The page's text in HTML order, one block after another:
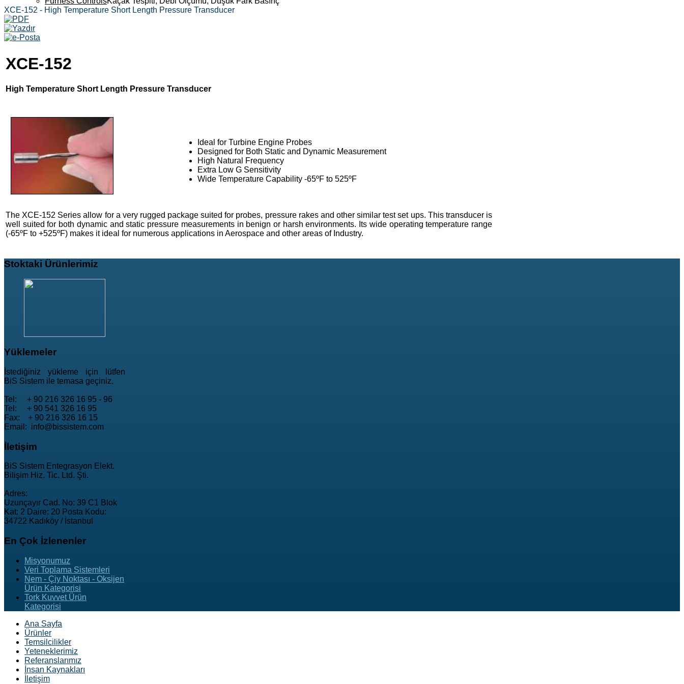
XCE-152 - High Temperature Short Length Pressure Transducer
XCE-152
High Temperature Short Length Pressure Transducer
Ideal for Turbine Engine Probes
Designed for Both Static and Dynamic Measurement
High Natural Frequency
Extra Low G Sensitivity
Wide Temperature Capability -65ºF to 525ºF
The XCE-152 Series allow for a very rugged package suited for probes, pressure rakes and other similar test set ups. This transducer is
well suited for both dynamic and static pressure measurements in benign or harsh environments. Its wide operating temperature range
(-65ºF to +525ºF) makes it ideal for numerous applications in Aerospace and other areas of Industry.
Stoktaki Ürünlerimiz
Yüklemeler
İstediğiniz yükleme için lütfen
BiS Sistem ile temasa geçiniz.
Tel: + 90 216 326 16 95 - 96
Tel: + 90 541 326 16 95
Fax: + 90 216 326 16 15
Email: info@bissistem.com
İletişim
BiS Sistem Entegrasyon Elekt.
Bilişim Hiz. Tic. Ltd. Şti.
Adres:
Uzunçayır Cad. No: 39 C1 Blok
Kat: 2 Daire: 20 Posta Kodu:
34722 Kadıköy / İstanbul
En Çok İzlenenler
Misyonumuz
Veri Toplama Sistemleri
Nem - Çiy Noktası - Oksijen
Ürün Kategorisi
Tork Kuvvet Ürün
Kategorisi
Ana Sayfa
Ürünler
Temsilcilikler
Yeteneklerimiz
Referanslarımız
İnsan Kaynakları
İletişim